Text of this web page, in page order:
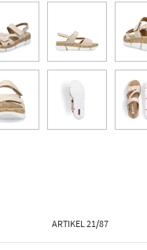
ARTIKEL 21/87